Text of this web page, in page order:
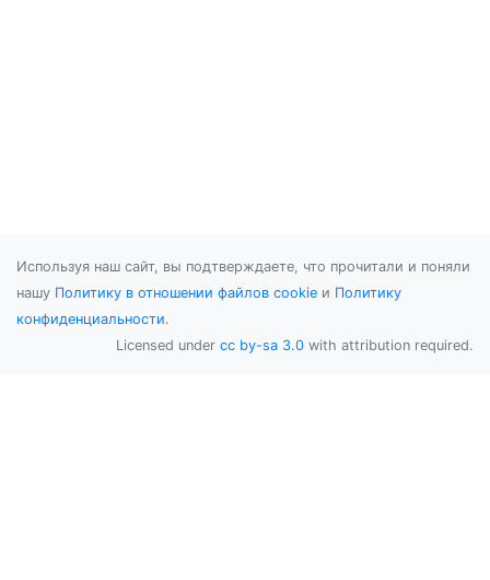
Используя наш сайт, вы подтверждаете, что прочитали и поняли
нашу Политику в отношении файлов cookie и Политику
конфиденциальности.
Licensed under cc by-sa 3.0 with attribution required.